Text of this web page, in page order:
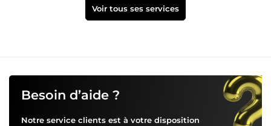
Voir tous ses services
Besoin d’aide ?
Notre service clients est à votre disposition